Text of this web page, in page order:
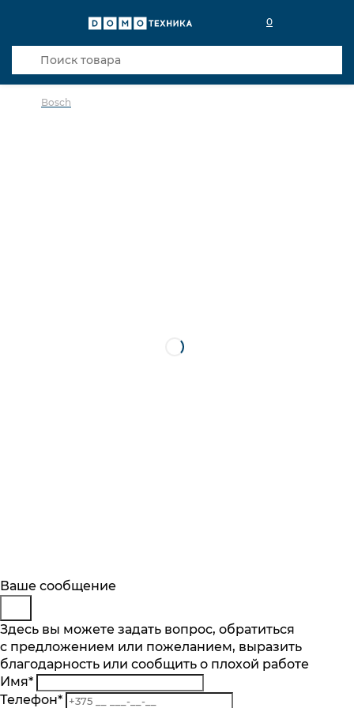
0
Bosch
Описание
Отзывы
Основные характеристики
Максимальная вместимость, компл
12
Кол-во программ, шт
Будьте в курсе
Подпишитесь на последние обновления
и узнавайте о новинках и специальных
предложениях первыми
Подписаться
Заказ обратного звонка
Представьтесь
Телефон*
Комментарий
Ваше сообщение
Здесь вы можете задать вопрос, обратиться
с предложением или пожеланием, выразить
благодарность или сообщить о плохой работе
Имя*
Телефон*